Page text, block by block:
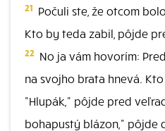
21 Počuli ste, že otcom
Kto by teda zabil, pôjde
22 No ja vám hovorím:
na svojho brata hnevá.
"Hlupák," pôjde pred
bohapustý blázon," pôjde